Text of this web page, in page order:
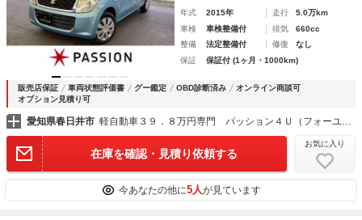
年式 2015年 走行
5.0万km
車検
車検整備付 排気
660cc
整備
法定整備付 修復
なし
保証
保証付 (1ヶ月・1000km)
販売店保証 車両状態評価書 グー鑑定 OBD診断済み
オンライン商談可
オプション見積り可
愛知県春日井市
在庫を確認・見積り依頼する
お気に入り
今あなたの他に5人が見ています